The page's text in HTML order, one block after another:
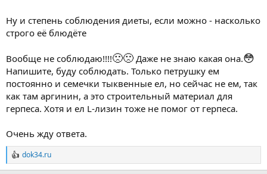
Ну и степень соблюдения диеты, если можно - насколько
строго её блюдёте
Вообще не соблюдаю!!!!🙁🙁 Даже не знаю какая она.😳
Напишите, буду соблюдать. Только петрушку ем
постоянно и семечки тыквенные ел, но сейчас не ем, так
как там аргинин, а это строительный материал для
герпеса. Хотя и ел L-лизин тоже не помог от герпеса.
Очень жду ответа.
Р
е
dok34.ru